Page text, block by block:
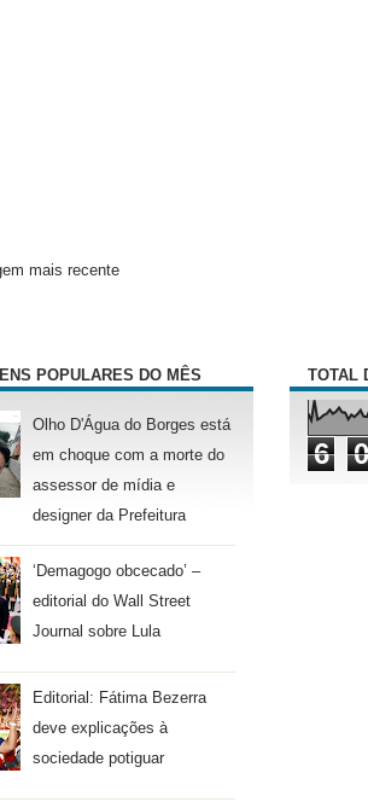
mais recente
POPULARES DO MÊS
Olho D'Água do Borges está
em choque com a morte do
assessor de mídia e
designer da Prefeitura
‘Demagogo obcecado’ –
editorial do Wall Street
Journal sobre Lula
Editorial: Fátima Bezerra
deve explicações à
sociedade potiguar
TOTAL
6 0